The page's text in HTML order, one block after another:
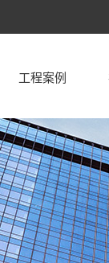
工程案例